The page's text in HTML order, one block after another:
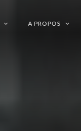
A PROPOS